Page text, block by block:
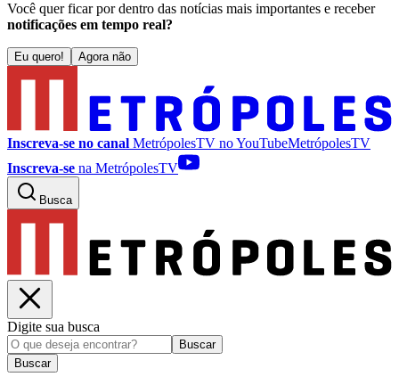
Você quer ficar por dentro das notícias mais importantes e receber
notificações em tempo real?
Eu quero! Agora não
Inscreva-se no canal MetrópolesTV noYouTubeMetrópolesTV
Inscreva-se na MetrópolesTV
Busca
Digite sua busca
Buscar
Buscar